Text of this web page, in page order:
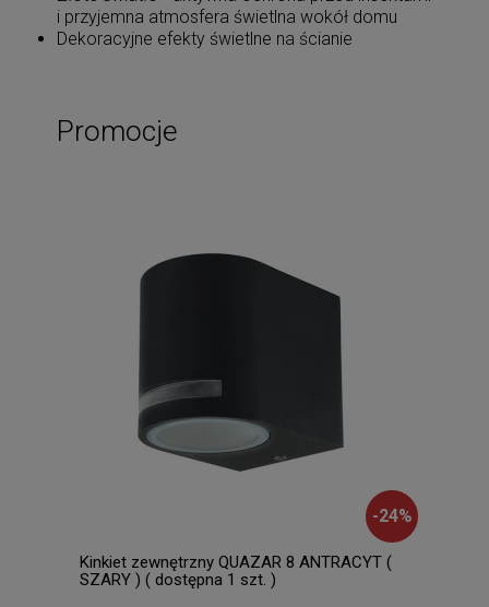
i przyjemna atmosfera świetlna wokół domu
Dekoracyjne efekty świetlne na ścianie
Promocje
-24%
Kinkiet zewnętrzny QUAZAR 8 ANTRACYT (
SZARY ) ( dostępna 1 szt. )